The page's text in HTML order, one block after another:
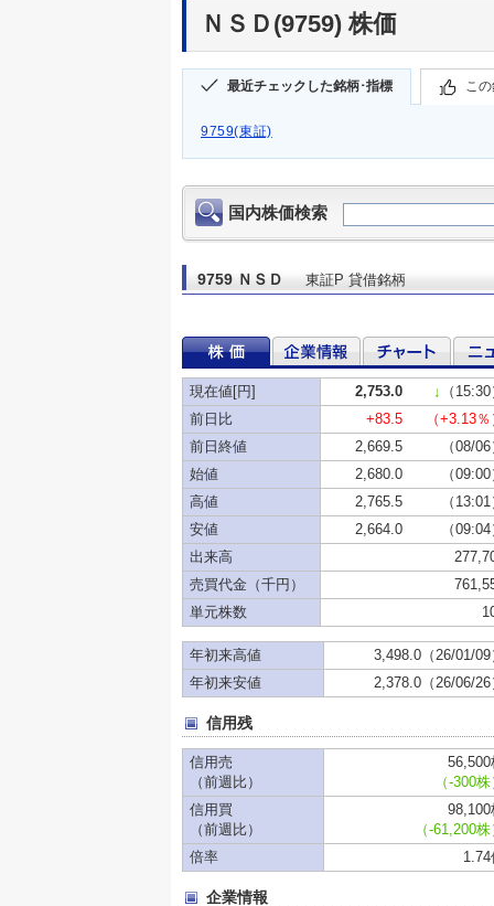
ＮＳＤ(9759) 株価
最近チェックした銘柄･指標 こ
9759(東証)